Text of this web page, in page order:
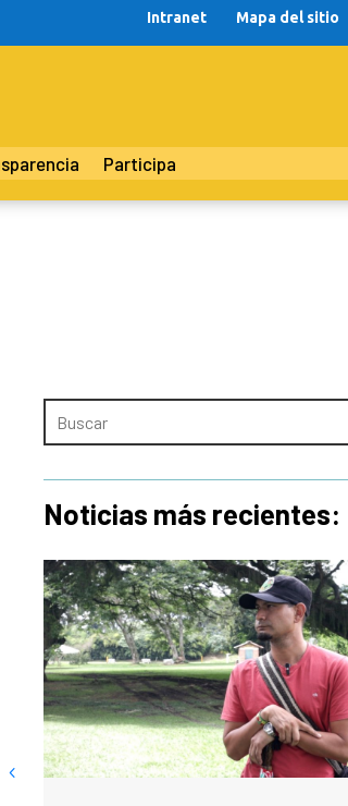
Intranet Mapa del sitio
Participa
Noticias más recientes: